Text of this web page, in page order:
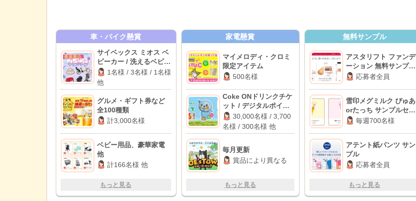
車・バイク懸賞
サイベックス ミオス ベ
ビーカー / 洗えるベビー
布団セット / パナソニッ
ク 電動自転車 他
1名様 / 3名様 / 1名様
他
グルメ・ギフト券など
全100種類
計3,000名様
ベビー用品、豪華家電
他
計166名様 他
もっと見る
家電懸賞
マイメロディ・クロミ
限定アイテム
500名様
Coke ONドリンクチケ
ット / デジタルポイン
ト最大1,000円分 / 薄型
ひんやりフックファン
他
30,000名様 / 3,700
名様 / 300名様 他
毎月更新
賞品により異なる
もっと見る
無料サンプル
アスタリフト ファンデ
ーション 無料サンプル
セット応募者全員
雪印メグミルク ぴゅあ
orたっち サンプルセッ
ト 毎週700名様
アテント紙パンツ サン
プル
応募者全員
もっと見る